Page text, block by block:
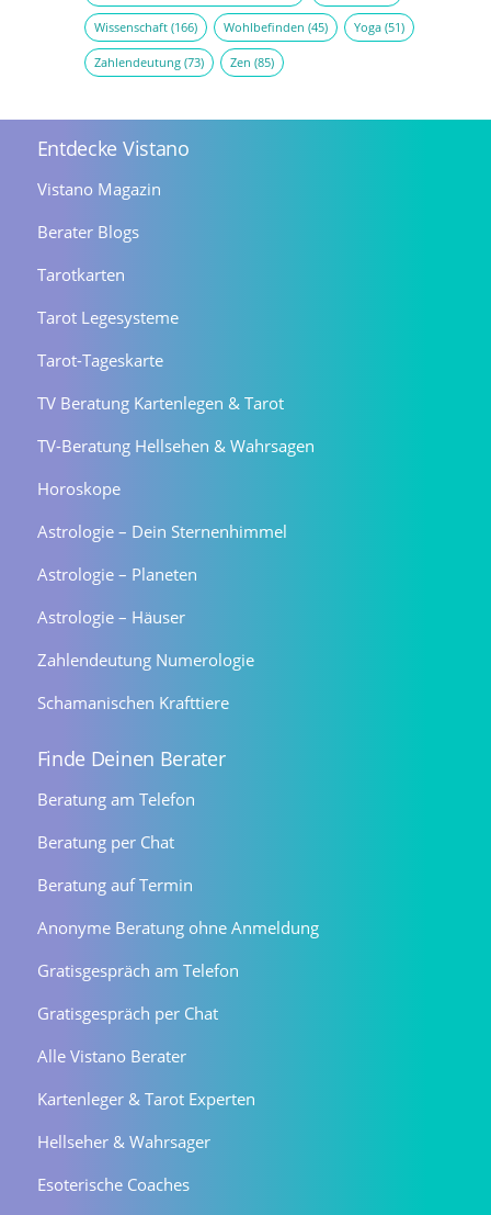
Wissenschaft(166) Wohlbefinden (45) Yoga(51)
Zahlendeutung(73) Zen (85)
Entdecke Vistano
Vistano Magazin
Berater Blogs
Tarotkarten
Tarot Legesysteme
Tarot-Tageskarte
TV Beratung Kartenlegen & Tarot
TV-Beratung Hellsehen & Wahrsagen
Horoskope
Astrologie – Dein Sternenhimmel
Astrologie – Planeten
Astrologie – Häuser
Zahlendeutung Numerologie
Schamanischen Krafttiere
Finde Deinen Berater
Beratung am Telefon
Beratung per Chat
Beratung auf Termin
Anonyme Beratung ohne Anmeldung
Gratisgespräch am Telefon
Gratisgespräch per Chat
Alle Vistano Berater
Kartenleger & Tarot Experten
Hellseher & Wahrsager
Esoterische Coaches